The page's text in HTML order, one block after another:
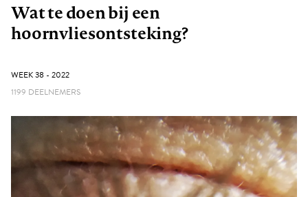
Wat te doen bij een
hoornvliesontsteking?
GEPUBLICEERD:
WEEK 38 - 2022
1199 DEELNEMERS